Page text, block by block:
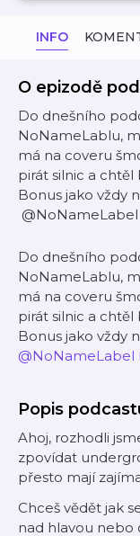
INFO
O epizodě
Do dnešního
NoNameLablu,
má na coveru
pirát silnic a chtěl
Bonus jako vždy
Do dnešního
NoNameLablu,
má na coveru
pirát silnic a chtěl
Bonus jako vždy
@NoNameLabel
Popis
Ahoj, rozhodli
zpovídat
přesto mají
Chceš vědět jak
nad hlavou nebo